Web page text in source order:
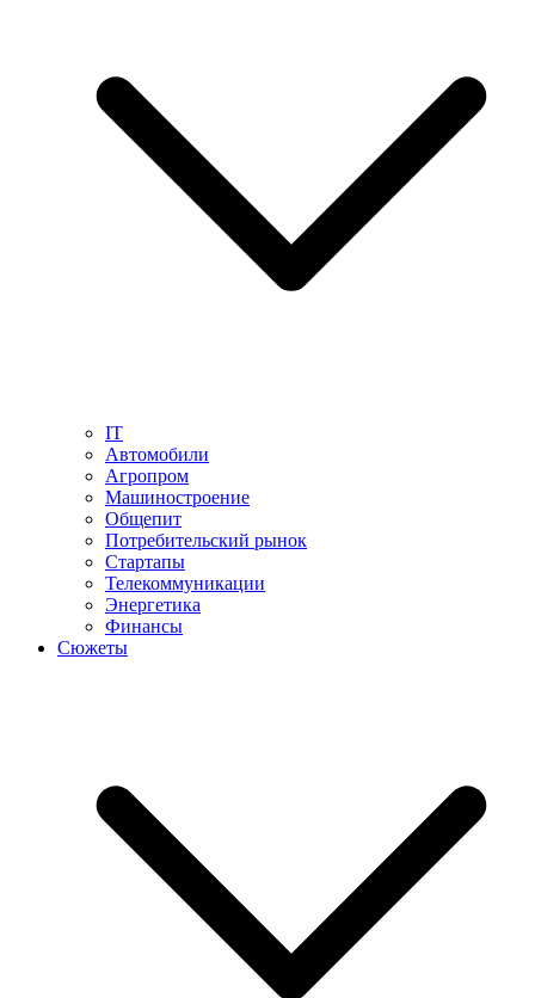
IT
Автомобили
Агропром
Машиностроение
Общепит
Потребительский рынок
Стартапы
Телекоммуникации
Энергетика
Финансы
Сюжеты